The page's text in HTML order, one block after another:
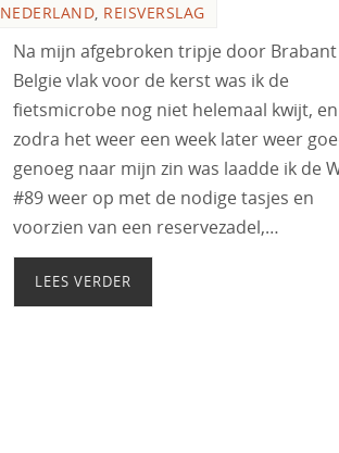
NEDERLAND, REISVERSLAG
Na mijn afgebroken tripje door
Belgie vlak voor de kerst was ik de
fietsmicrobe nog niet helemaal kwijt, en
zodra het weer een week later weer
genoeg naar mijn zin was laadde ik de
#89 weer op met de nodige tasjes en
voorzien van een reservezadel,…
LEES VERDER